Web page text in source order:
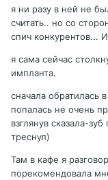
я ни разу в ней не
считать.. но со
спич конкурентов...
я сама сейчас
импланта.
сначала обратилась
попалась не очень
взглянув сказала-
треснул)
Там в кафе я
порекомендовала